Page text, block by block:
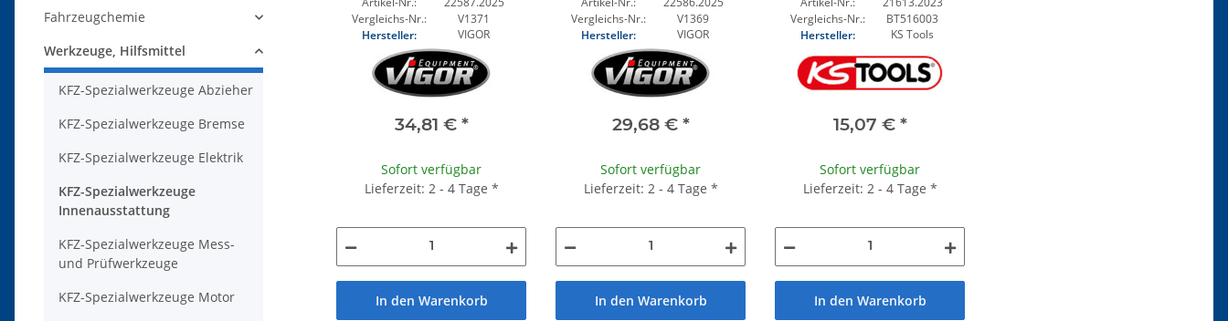
Vergleichs-Nr.:
V1371
Hersteller:
VIGOR
34,81 € *
Sofort verfügbar
Lieferzeit: 2 - 4 Tage *
In den Warenkorb
Vergleichs-Nr.:
V1369
Hersteller:
VIGOR
29,68 € *
Sofort verfügbar
Lieferzeit: 2 - 4 Tage *
In den Warenkorb
Vergleichs-Nr.:
BT516003
Hersteller:
KS Tools
15,07 € *
Sofort verfügbar
Lieferzeit: 2 - 4 Tage *
In den Warenkorb
Fahrzeugchemie
Werkzeuge, Hilfsmittel
KFZ-Spezialwerkzeuge Abzieher
KFZ-Spezialwerkzeuge Bremse
KFZ-Spezialwerkzeuge Elektrik
KFZ-Spezialwerkzeuge
Innenausstattung
KFZ-Spezialwerkzeuge Mess-
und Prüfwerkzeuge
KFZ-Spezialwerkzeuge Motor